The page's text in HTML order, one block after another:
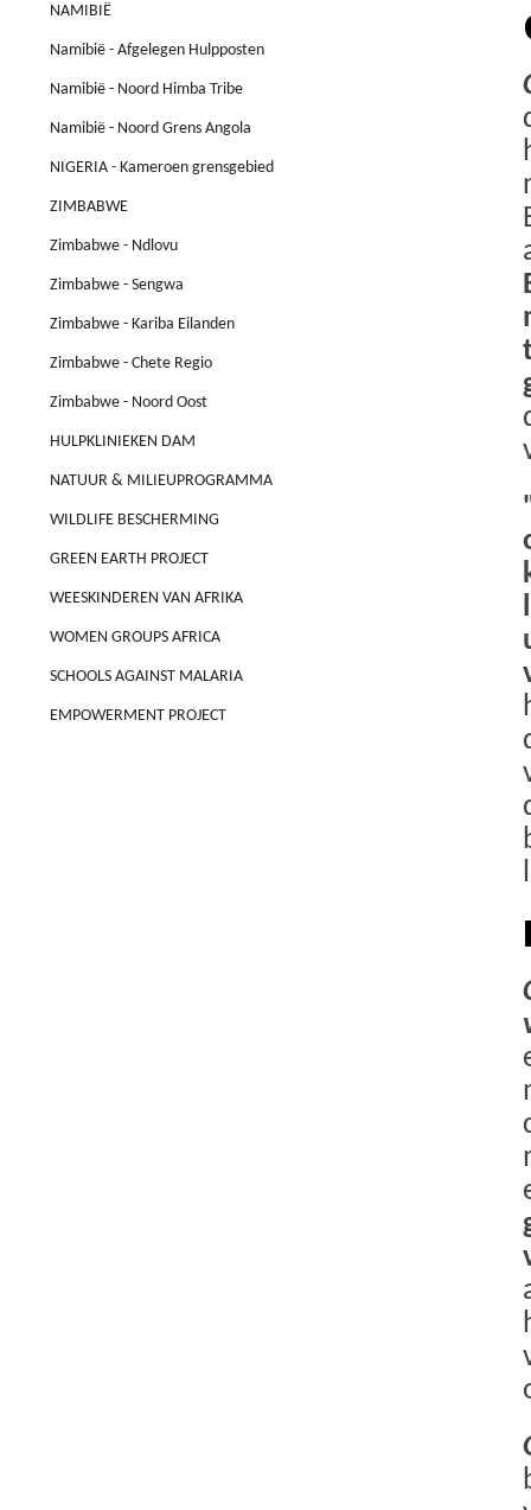
NAMIBIË
Namibië - Afgelegen Hulpposten
Namibië - Noord Himba Tribe
Namibië - Noord Grens Angola
NIGERIA - Kameroen grensgebied
ZIMBABWE
Zimbabwe - Ndlovu
Zimbabwe - Sengwa
Zimbabwe - Kariba Eilanden
Zimbabwe - Chete Regio
Zimbabwe - Noord Oost
HULPKLINIEKEN DAM
NATUUR & MILIEUPROGRAMMA
WILDLIFE BESCHERMING
GREEN EARTH PROJECT
WEESKINDEREN VAN AFRIKA
WOMEN GROUPS AFRICA
SCHOOLS AGAINST MALARIA
EMPOWERMENT PROJECT